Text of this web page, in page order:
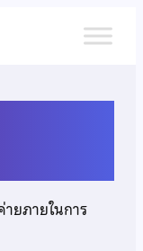
ยภายในการ